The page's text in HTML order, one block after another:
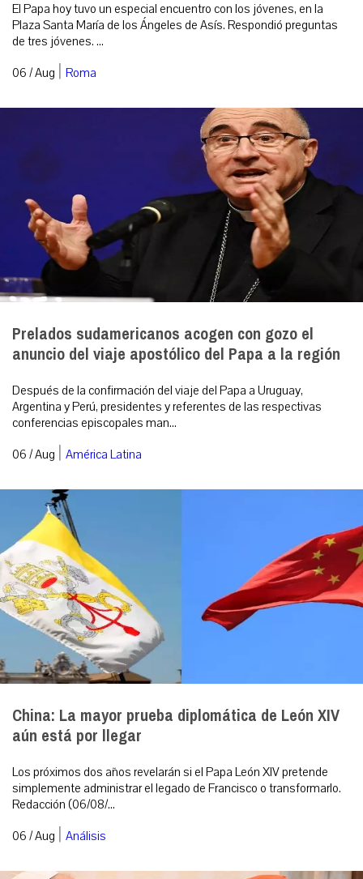
El Papa hoy tuvo un especial encuentro con los jóvenes, en la
Plaza Santa María de los Ángeles de Asís. Respondió preguntas
de tres jóvenes. ...
06 / Aug | Roma
Prelados sudamericanos acogen con gozo el
anuncio del viaje apostólico del Papa a la región
Después de la confirmación del viaje del Papa a Uruguay,
Argentina y Perú, presidentes y referentes de las respectivas
conferencias episcopales man...
06 / Aug | América Latina
China: La mayor prueba diplomática de León XIV
aún está por llegar
Los próximos dos años revelarán si el Papa León XIV pretende
simplemente administrar el legado de Francisco o transformarlo.
Redacción (06/08/...
06 / Aug | Análisis